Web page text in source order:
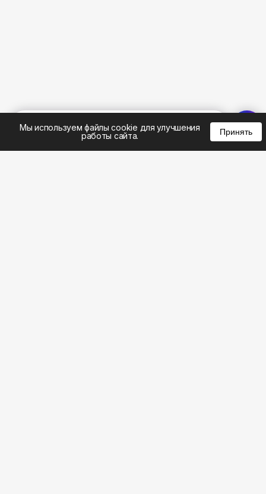
Мы используем файлы cookie для улучшения
работы сайта.
Принять